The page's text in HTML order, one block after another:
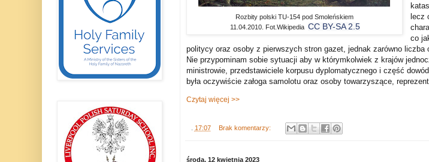
Rozbity polski TU-154 pod Smoleńskiem
11.04.2010. Fot.Wikipedia CC BY-SA 2.5
lecz
co
politycy oraz osoby z pierwszych stron gazet, jednak zarówno liczba
Nie przypominam sobie sytuacji aby w którymkolwiek z krajów
ministrowie, przedstawiciele korpusu dyplomatycznego i część
była oczywiście załoga samolotu oraz osoby towarzyszące,
Czytaj więcej >>
17:07 Brak komentarzy:
środa, 12 kwietnia 2023